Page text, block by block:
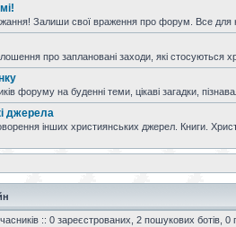
Залиши свої враження про форум. Все для
про заплановані заходи, які стосуються
форуму на буденні теми, цікаві загадки,
джерела
інших християнських джерел. Книги.
:: 0 зареєстрованих, 2 пошукових ботів, 0